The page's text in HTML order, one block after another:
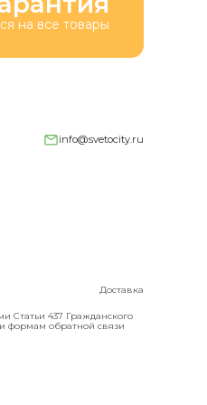
на все товары
info@svetocity.ru
Доставка
Статьи 437 Гражданского
формам обратной связи